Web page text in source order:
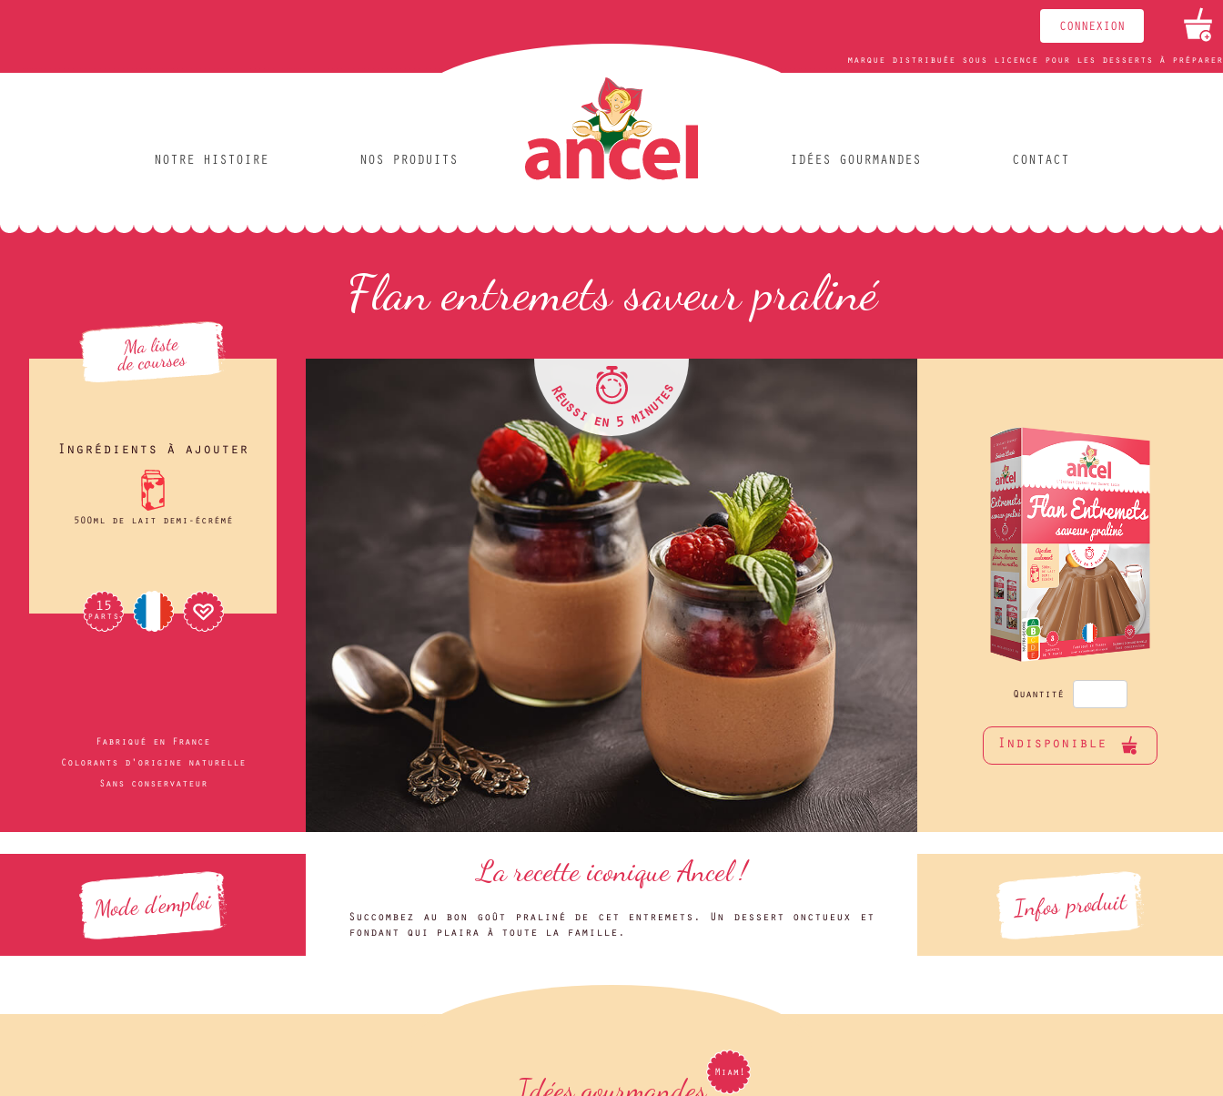
CONNEXION
+
marque distribuée sous licence pour les desserts à préparer
NOTRE HISTOIRE NOS PRODUITS IDÉES GOURMANDES CONTACT
Flan entremets saveur praliné
Quantité
Indisponible
R
é
u
ssi en 5 minu
t
e
s
Ingrédients à ajouter
500ml de lait demi-écrémé
15
parts
Fabriqué en France
Colorants d'origine naturelle
Sans conservateur
Infos produit
La recette iconique Ancel !
Succombez au bon goût praliné de cet entremets. Un dessert onctueux et
fondant qui plaira à toute la famille.
Mode d'emploi